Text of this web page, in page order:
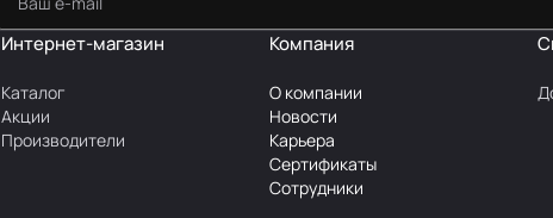
Интернет-магазин
Каталог
Акции
Производители
Компания
О компании
Новости
Карьера
Сертификаты
Сотрудники